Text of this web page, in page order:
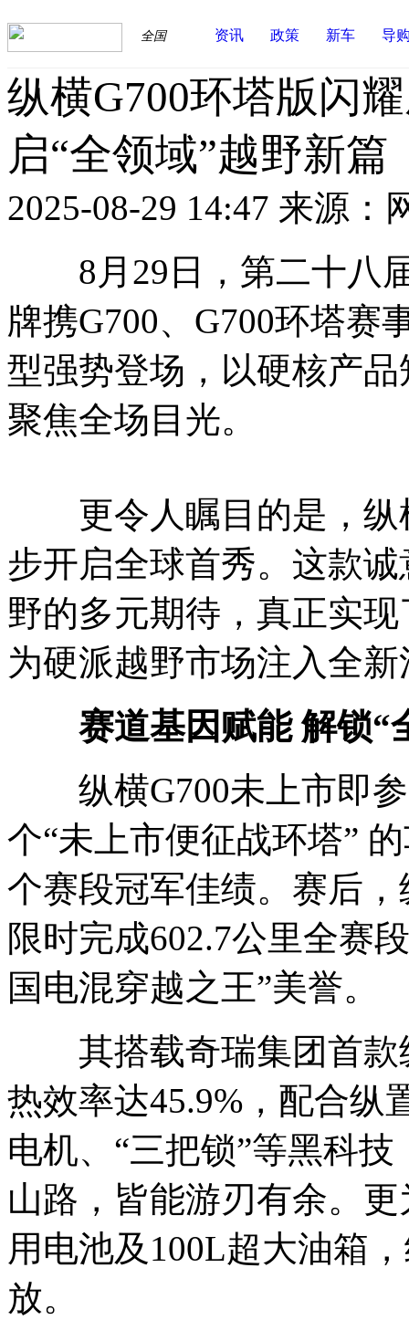
全国 资讯 政策 新车 导
纵横G700环塔版闪
启“全领域”越野新篇
2025-08-29 14:47 来源：
8月29日，第二十八届
牌携G700、G700环塔赛
型强势登场，以硬核产
聚焦全场目光。
更令人瞩目的是，纵
步开启全球首秀。这款
野的多元期待，真正实
为硬派越野市场注入全
赛道基因赋能 解锁“
纵横G700未上市即参
个“未上市便征战环塔”
个赛段冠军佳绩。赛后
限时完成602.7公里全赛
国电混穿越之王”美誉。​
其搭载奇瑞集团首款
热效率达45.9%，配合纵
电机、“三把锁”等黑科
山路，皆能游刃有余。
用电池及100L超大油箱
放。